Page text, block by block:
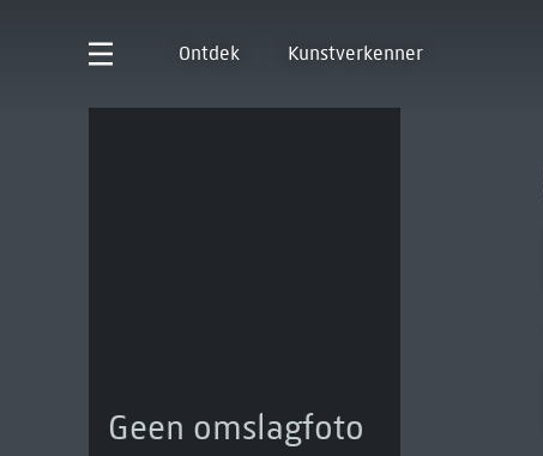
Ontdek Kunstverkenner
Geen omslagfoto